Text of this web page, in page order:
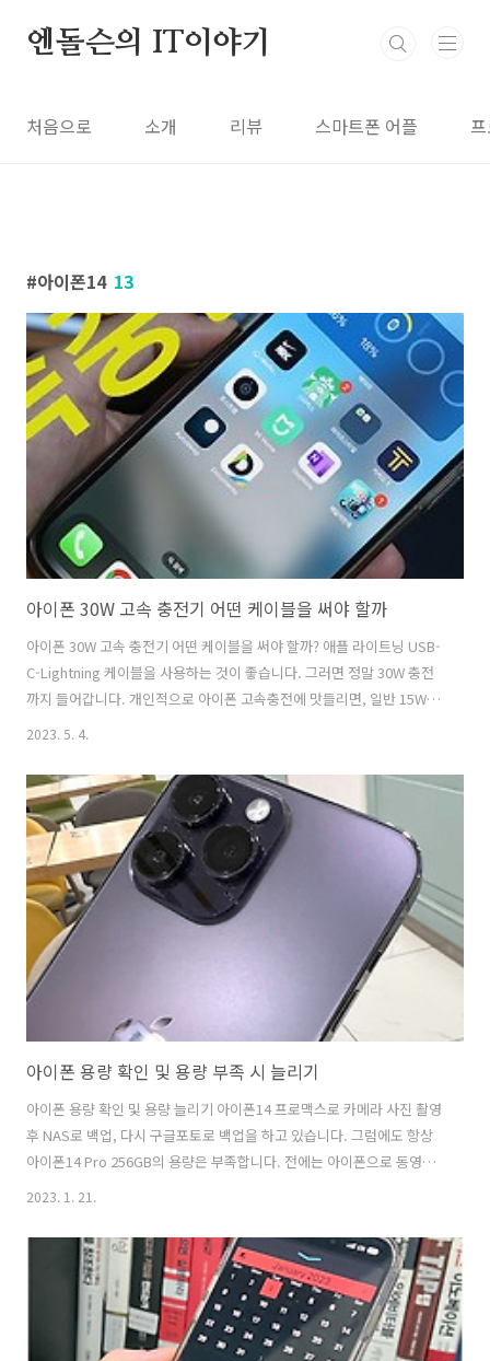
엔돌슨의 IT이야기
처음으로 소개 리뷰 스마트폰 어플
아이폰14 13
아이폰 30W 고속 충전기 어떤 케이블을 써야 할까
아이폰 30W 고속 충전기 어떤 케이블을 써야 할까? 애플 라이트닝 USB-
C-Lightning 케이블을 사용하는 것이 좋습니다. 그러면 정말 30W 충전
까지 들어갑니다. 개인적으로 아이폰 고속충전에 맛들리면, 일반 15W
충전으로는 성이 안 찹니다. 그래서 아이폰14 프로맥스의 배터리 4,323
호하게 되었습니다. * 아이폰14 배터리 용량 아이폰14 3,279 mAh 아이
폰14 플러스 4,325 mAh 아이폰14 프로 3,200 mAh 아이폰14 프로 맥스
4,323 mAh 하지만 모든 충전기가 아이폰 고속충전기로 지원되지 않습
니다. 또 아이폰 케이블의 궁합도 중요합니다. 아이폰의 고속 충전 기능
을 활용하는 데 필요한 더 높은 전력 ..
2023. 5. 4.
아이폰 용량 확인 및 용량 부족 시 늘리기
아이폰 용량 확인 및 용량 늘리기 아이폰14 프로맥스로 카메라 사진 촬영
후 NAS로 백업, 다시 구글포토로 백업을 하고 있습니다. 그럼에도 항상
아이폰14 Pro 256GB의 용량은 부족합니다. 전에는 아이폰으로 동영상
길게 촬영하다가 촬영이 안돼서 보니 아이폰 용량 부족이더군요! 아이폰
쓰고 있는지 알 수 가 없습니다. 아이폰 설정에서 기기용량을 확인해야
하는데요. 잘 모르시는 분을 위해서 쉽게 아이폰 용량 늘리기 팁 알려드
립니다! 아이폰 저장공간의 용량을 얼마나 쓰고 있는 지 확인을 먼저 해
야 합니다. 아이폰 설정 앱 실행 > 일반 > iPhone 저장공간 아이폰 설정
앱 실행 > 일반 > iPhone 저장공간을 눌러보면, 아이폰..
2023. 1. 21.